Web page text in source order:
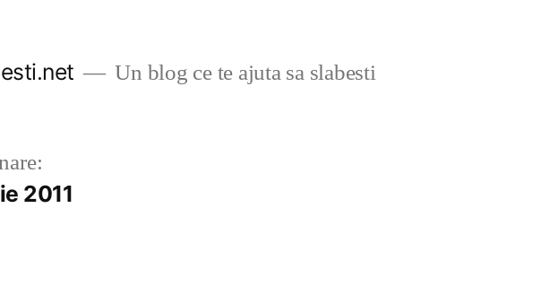
Un blog ce te ajuta sa slabesti
2011